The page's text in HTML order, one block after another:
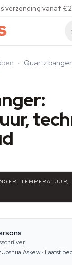
verzending vanaf
· Quartz
TEMPERATUUR,
Askew · Laatst